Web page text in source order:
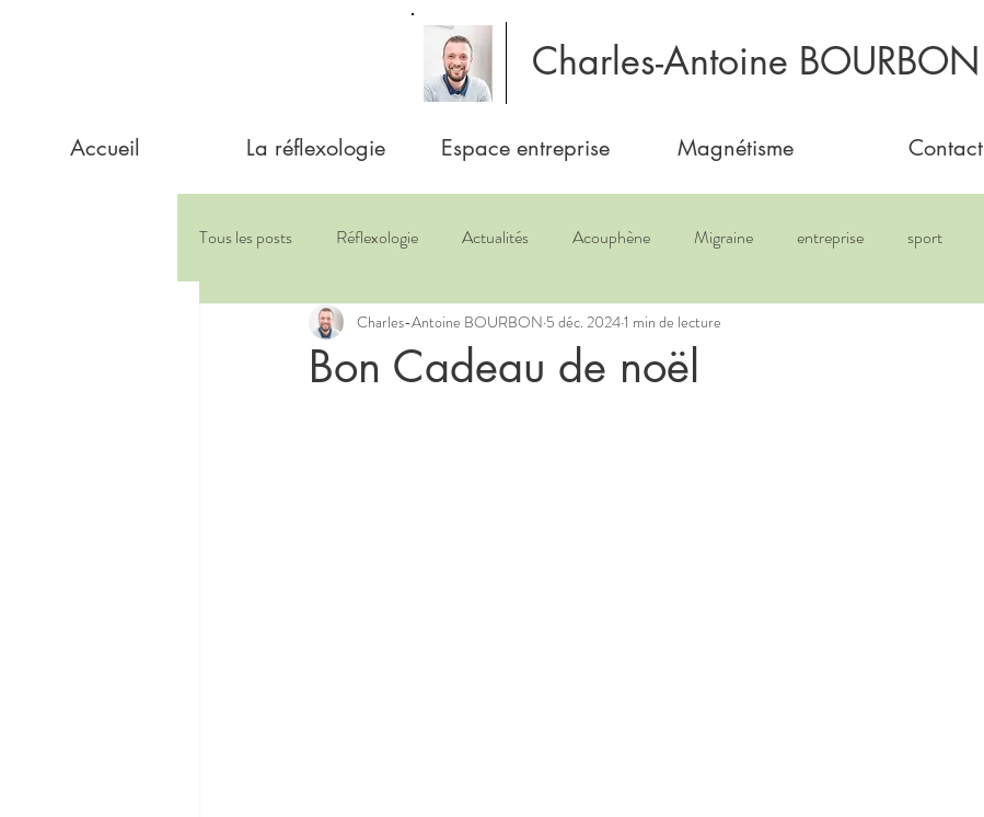
Charles-Antoine BOURBON
Accueil La réflexologie Espace entreprise Magnétisme Contact
Tous les posts Réflexologie Actualités Acouphène Migraine entreprise sport
Bon Cadeau de noël
Charles-Antoine BOURBON 5 déc. 20241 min de lecture